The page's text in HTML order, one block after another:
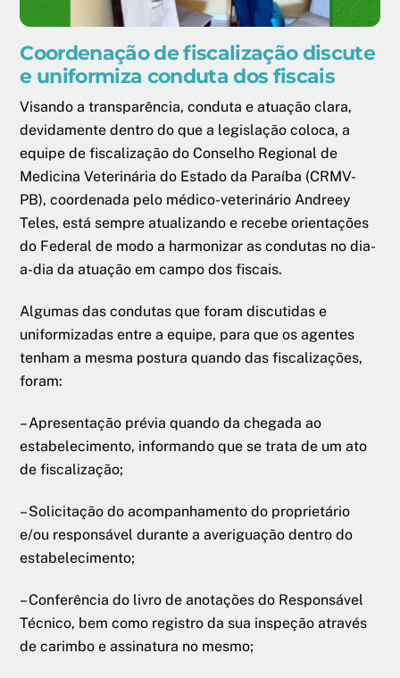
Coordenação de fiscalização discute
e uniformiza conduta dos fiscais
Visando a transparência, conduta e atuação clara,
devidamente dentro do que a legislação coloca, a
equipe de fiscalização do Conselho Regional de
Medicina Veterinária do Estado da Paraíba (CRMV-
PB), coordenada pelo médico-veterinário Andreey
Teles, está sempre atualizando e recebe orientações
do Federal de modo a harmonizar as condutas no dia-
a-dia da atuação em campo dos fiscais.
Algumas das condutas que foram discutidas e
uniformizadas entre a equipe, para que os agentes
tenham a mesma postura quando das fiscalizações,
foram:
– Apresentação prévia quando da chegada ao
estabelecimento, informando que se trata de um ato
de fiscalização;
– Solicitação do acompanhamento do proprietário
e/ou responsável durante a averiguação dentro do
estabelecimento;
– Conferência do livro de anotações do Responsável
Técnico, bem como registro da sua inspeção através
de carimbo e assinatura no mesmo;